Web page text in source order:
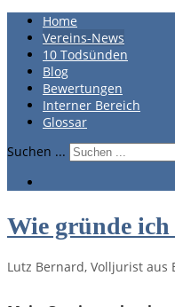
Home
Vereins-News
10 Todsünden
Blog
Bewertungen
Interner Bereich
Glossar
Suchen ...
Wie gründe ich
Lutz Bernard, Volljurist